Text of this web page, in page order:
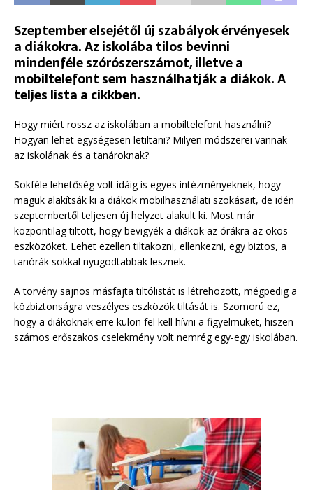
Szeptember elsejétől új szabályok érvényesek
a diákokra. Az iskolába tilos bevinni
mindenféle szórószerszámot, illetve a
mobiltelefont sem használhatják a diákok. A
teljes lista a cikkben.
Hogy miért rossz az iskolában a mobiltelefont használni?
Hogyan lehet egységesen letiltani? Milyen módszerei vannak
az iskolának és a tanároknak?
Sokféle lehetőség volt idáig is egyes intézményeknek, hogy
maguk alakítsák ki a diákok mobilhasználati szokásait, de idén
szeptembertől teljesen új helyzet alakult ki. Most már
központilag tiltott, hogy bevigyék a diákok az órákra az okos
eszközöket. Lehet ezellen tiltakozni, ellenkezni, egy biztos, a
tanórák sokkal nyugodtabbak lesznek.
A törvény sajnos másfajta tiltólistát is létrehozott, mégpedig a
közbiztonságra veszélyes eszközök tiltását is. Szomorú ez,
hogy a diákoknak erre külön fel kell hívni a figyelmüket, hiszen
számos erőszakos cselekmény volt nemrég egy-egy iskolában.